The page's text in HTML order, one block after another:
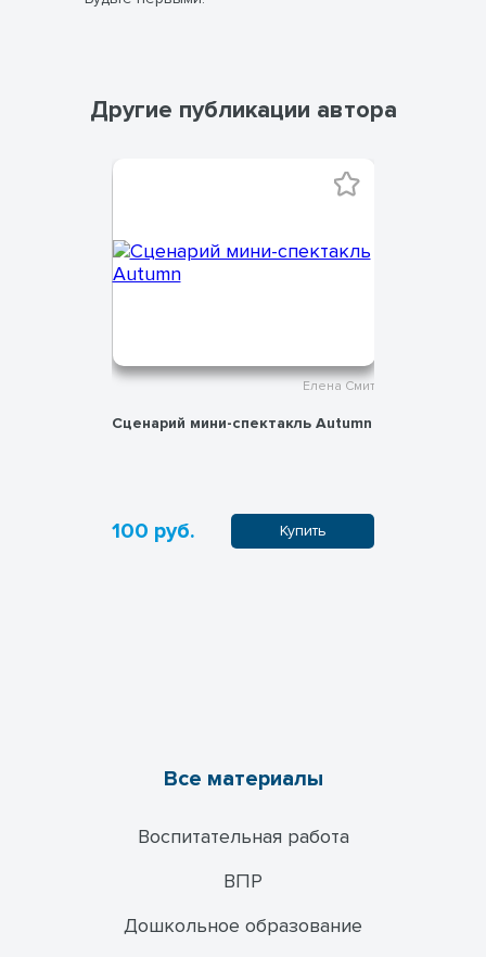
Другие публикации автора
Елена Смит
Сценарий мини-спектакль Autumn
100 руб. Купить
Все материалы
Воспитательная работа
ВПР
Дошкольное образование